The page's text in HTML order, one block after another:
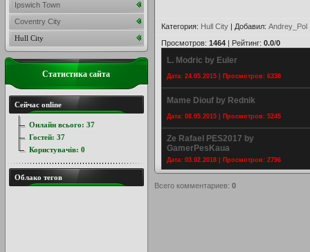
Категория: Hull City | Добавил: Andrey_Pol
Просмотров: 1464 | Рейтинг: 0.0/0
L. Modric by Euler
Дата: 24.05.2015 | Просмотров: 6338
Mame Diouf by Rednik
Дата: 08.05.2015 | Просмотров: 5245
Ze Rafael PES2017 by
GamerPesKaua
Дата: 03.02.2018 | Просмотров: 2796
Всего комментариев: 0
Ipswich Town
Coventry City
Hull City
Статистика сайта
Сейчас online
Онлайн всього: 37
Гостей: 37
Користувачів: 0
Облако тегов